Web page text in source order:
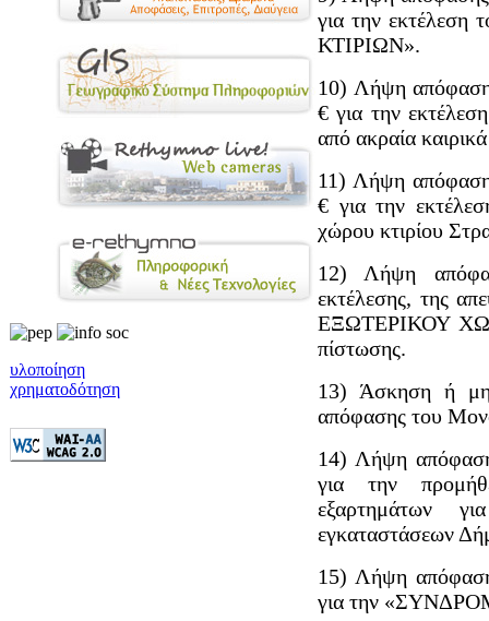
υλοποίηση
χρηματοδότηση
για την
ΚΤΙΡΙΩΝ».
10) Λήψη
€ για την
από ακραία
11) Λήψη
€ για την
χώρου κτιρίου
12) Λήψη
εκτέλεσης, της
ΕΞΩΤΕΡΙΚΟΥ
πίστωσης.
13) Άσκηση ή μη
απόφασης του
14) Λήψη
για την
εξαρτημάτων
εγκαταστάσεων
15) Λήψη
για την